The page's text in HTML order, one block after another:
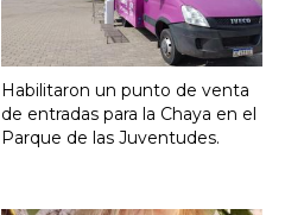
Habilitaron un punto de venta
de entradas para la Chaya en el
Parque de las Juventudes.